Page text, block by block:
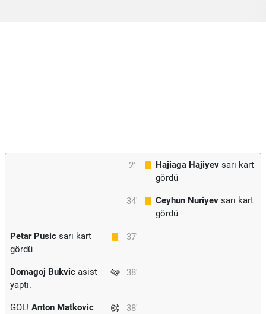
2' Hajiaga Hajiyev sarı kart
gördü
34' Ceyhun Nuriyev sarı kart
gördü
37'
Petar Pusic sarı kart
gördü
38'
Domagoj Bukvic asist
yaptı.
38'
GOL! Anton Matkovic